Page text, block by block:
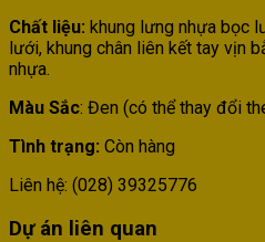
Chất liệu: khung lưng nhựa bọc
lưới, khung chân liên kết tay vịn
nhựa.
Màu Sắc: Đen (có thể thay đổi
Tình trạng: Còn hàng
Liên hệ: (028) 39325776
Dự án liên quan